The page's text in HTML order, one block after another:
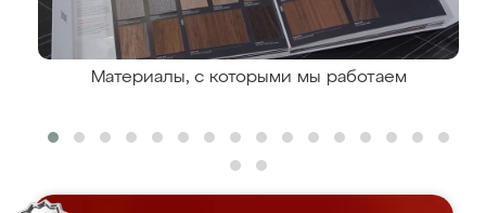
Материалы, с которыми мы работаем